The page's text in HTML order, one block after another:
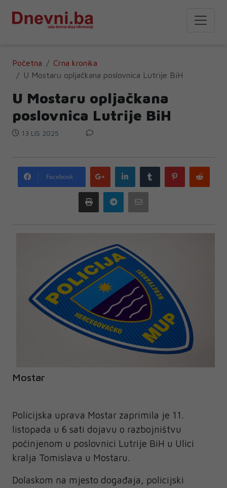
Početna
Crna kronika
U Mostaru opljačkana poslovnica Lutrije BiH
U Mostaru opljačkana
poslovnica Lutrije BiH
13 LIS 2025
Facebook
Google
plus
LinkedIn Tumblr Pinterest
Print Telegram
Mostar
Policijska uprava Mostar zaprimila je 11.
listopada u 6 sati dojavu o razbojništvu
počinjenom u poslovnici Lutrije BiH u Ulici
kralja Tomislava u Mostaru.
Dolaskom na mjesto događaja, policijski